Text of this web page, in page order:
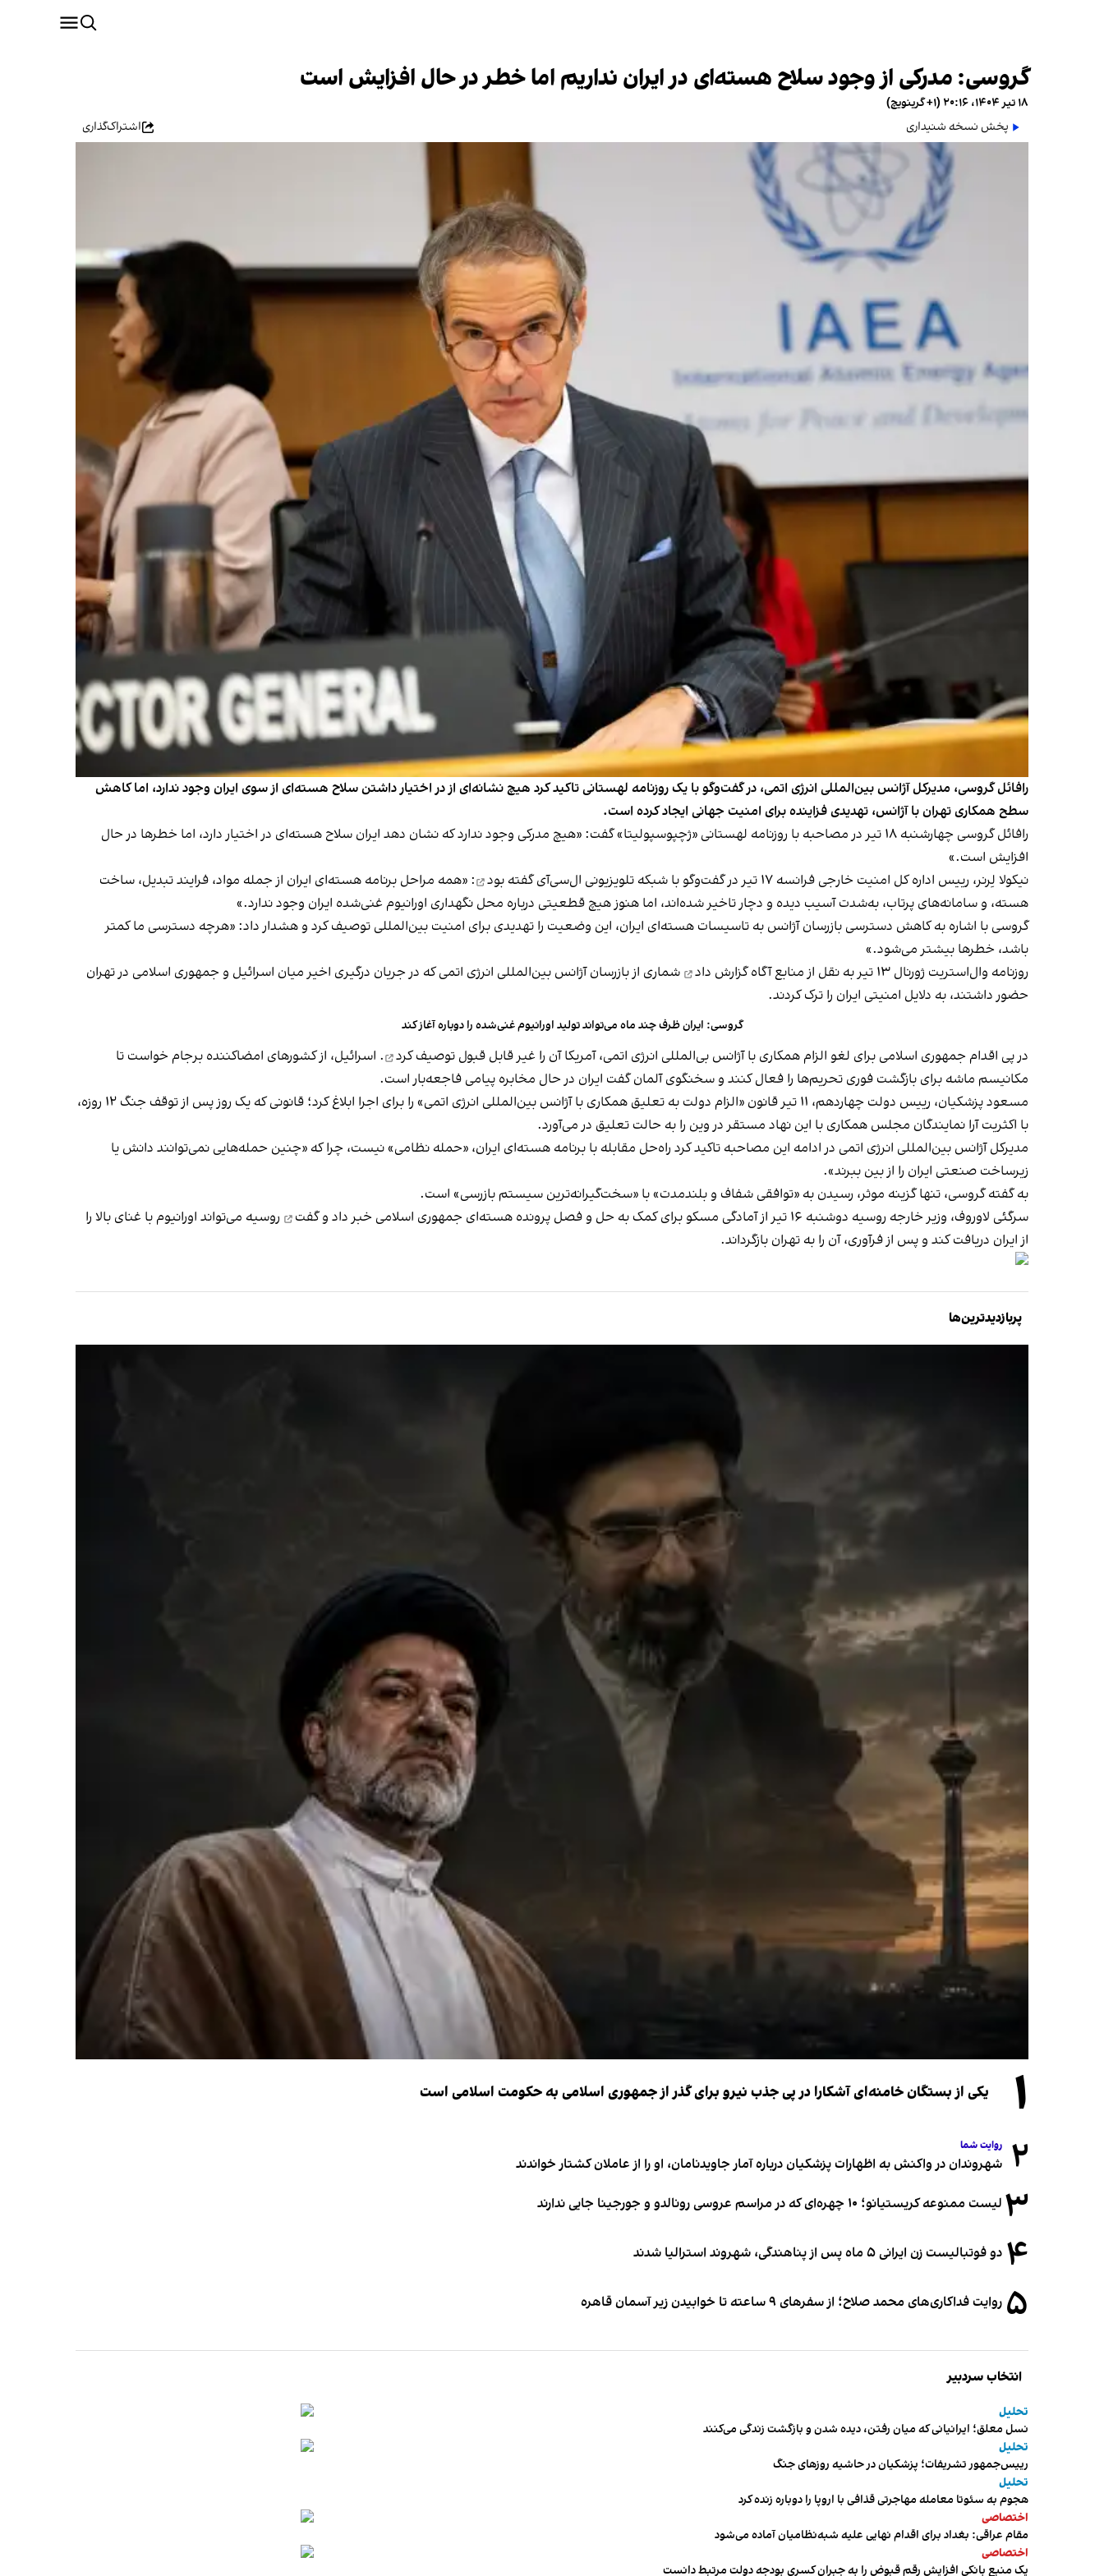
گروسی: مدرکی از وجود سلاح هسته‌ای در ایران نداریم اما خطر در حال افزایش است
۱۸ تیر ۱۴۰۴، ۲۰:۱۶ (‎+۱ گرینویچ)
پخش نسخه شنیداری
اشتراک‌گذاری
رافائل گروسی، مدیرکل آژانس بین‌المللی انرژی اتمی، در گفت‌وگو با یک روزنامه لهستانی تاکید کرد هیچ نشانه‌ای از در اختیار داشتن سلاح هسته‌ای از سوی ایران وجود ندارد، اما کاهش
سطح همکاری تهران با آژانس، تهدیدی فزاینده برای امنیت جهانی ایجاد کرده است.
رافائل گروسی چهارشنبه ۱۸ تیر در مصاحبه با روزنامه لهستانی «ژچپوسپولیتا» گفت: «هیچ مدرکی وجود ندارد که نشان دهد ایران سلاح هسته‌ای در اختیار دارد، اما خطرها در حال
افزایش است.»
نیکولا لِرنر، رییس اداره کل امنیت خارجی فرانسه ۱۷ تیر در گفت‌وگو با شبکه تلویزیونی ال‌سی‌آی
گفته بود
: «همه مراحل برنامه هسته‌ای ایران از جمله مواد، فرایند تبدیل، ساخت
هسته، و سامانه‌های پرتاب، به‌شدت آسیب دیده و دچار تاخیر شده‌اند، اما هنوز هیچ قطعیتی درباره محل نگهداری اورانیوم غنی‌شده ایران وجود ندارد.»
گروسی با اشاره به کاهش دسترسی بازرسان آژانس به تاسیسات هسته‌ای ایران، این وضعیت را تهدیدی برای امنیت بین‌المللی توصیف کرد و هشدار داد: «هرچه دسترسی ما کمتر
باشد، خطرها بیشتر می‌شود.»
روزنامه وال‌استریت ژورنال ۱۳ تیر به نقل از منابع آگاه
گزارش داد
شماری از بازرسان آژانس بین‌المللی انرژی اتمی که در جریان درگیری اخیر میان اسرائیل و جمهوری اسلامی در تهران
حضور داشتند، به دلایل امنیتی ایران را ترک کردند.
گروسی: ایران ظرف چند ماه می‌تواند تولید اورانیوم غنی‌شده را دوباره آغاز کند
در پی اقدام جمهوری اسلامی برای لغو الزام همکاری با آژانس بی‌المللی انرژی اتمی، آمریکا آن را غیر قابل قبول توصیف کرد
. اسرائیل، از کشورهای امضاکننده برجام خواست تا
مکانیسم ماشه برای بازگشت فوری تحریم‌ها را فعال کنند و سخنگوی آلمان گفت ایران در حال مخابره پیامی فاجعه‌بار است.
مسعود پزشکیان، رییس دولت چهاردهم، ۱۱ تیر قانون «الزام دولت به تعلیق همکاری با آژانس بین‌المللی انرژی اتمی» را برای اجرا ابلاغ کرد؛ قانونی که یک روز پس از توقف جنگ ۱۲ روزه،
با اکثریت آرا نمایندگان مجلس همکاری با این نهاد مستقر در وین را به حالت تعلیق در می‌آورد.
مدیرکل آژانس بین‌المللی انرژی اتمی در ادامه این مصاحبه تاکید کرد راه‌حل مقابله با برنامه هسته‌ای ایران، «حمله نظامی» نیست، چرا که «چنین حمله‌هایی نمی‌توانند دانش یا
زیرساخت صنعتی ایران را از بین ببرند».
به گفته گروسی، تنها گزینه موثر، رسیدن به «توافقی شفاف و بلندمدت» با «سخت‌گیرانه‌ترین سیستم بازرسی» است.
سرگئی لاوروف، وزیر خارجه روسیه دوشنبه ۱۶ تیر از آمادگی مسکو برای کمک به حل‌ و فصل پرونده هسته‌ای جمهوری اسلامی
خبر داد و گفت
روسیه می‌تواند اورانیوم با غنای بالا را
از ایران دریافت کند و پس از فرآوری، آن را به تهران بازگرداند.
پربازدیدترین‌ها
۱ یکی از بستگان خامنه‌ای آشکارا در پی جذب نیرو برای گذر از جمهوری اسلامی به حکومت اسلامی است
۲ روایت شما
شهروندان در واکنش به اظهارات پزشکیان درباره آمار جاویدنامان، او را از عاملان کشتار خواندند
۳ لیست ممنوعه کریستیانو؛ ۱۰ چهره‌ای که در مراسم عروسی رونالدو و جورجینا جایی ندارند
۴ دو فوتبالیست زن ایرانی ۵ ماه پس از پناهندگی، شهروند استرالیا شدند
۵ روایت فداکاری‌های محمد صلاح؛ از سفرهای ۹ ساعته تا خوابیدن زیر آسمان قاهره
انتخاب سردبیر
تحلیل
نسل معلق؛ ایرانیانی که میان رفتن، دیده شدن و بازگشت زندگی می‌کنند
تحلیل
رییس‌جمهور تشریفات؛ پزشکیان در حاشیه روزهای جنگ
تحلیل
هجوم به سئوتا معامله مهاجرتی قذافی با اروپا را دوباره زنده کرد
اختصاصی
مقام عراقی: بغداد برای اقدام نهایی علیه شبه‌نظامیان آماده می‌شود
اختصاصی
یک منبع بانکی افزایش رقم قبوض را به جبران کسری بودجه دولت مرتبط دانست